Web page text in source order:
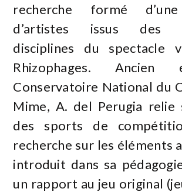
recherche formé
d’artistes issus des
disciplines du spectacle
Rhizophages.
Conservatoire National du
Mime, A. del Perugia relie
des sports de
recherche sur les éléments
introduit dans sa
un rapport au jeu original